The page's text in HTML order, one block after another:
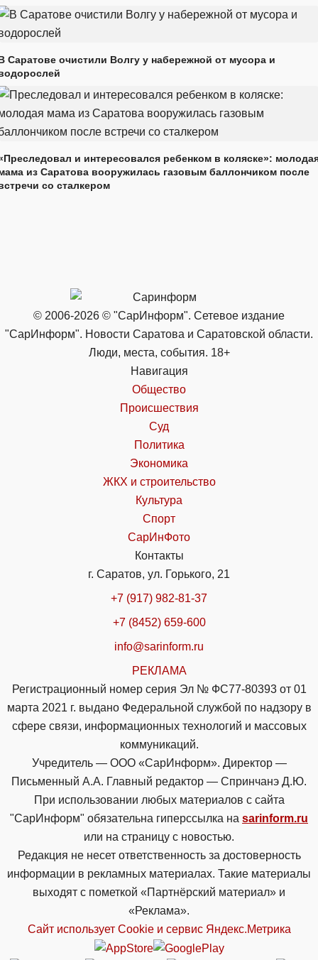
Саратове очистили Волгу у набережной от мусора и
и интересовался ребенком в коляске»:
из Саратова вооружилась газовым баллончиком после
со сталкером
© 2006-2026 © "СарИнформ". Сетевое издание
"СарИнформ". Новости Саратова и Саратовской области.
Люди, места, события. 18+
Навигация
Общество
Происшествия
Суд
Политика
Экономика
ЖКХ и строительство
Культура
Спорт
СарИнФото
Контакты
г. Саратов, ул. Горького, 21
+7 (917) 982-81-37
+7 (8452) 659-600
info@sarinform.ru
РЕКЛАМА
Регистрационный номер серия Эл № ФС77-80393 от 01
марта 2021 г. выдано Федеральной службой по надзору в
сфере связи, информационных технологий и массовых
коммуникаций.
Учредитель — ООО «СарИнформ». Директор —
Письменный А.А. Главный редактор — Спринчанэ Д.Ю.
При использовании любых материалов с сайта
"СарИнформ" обязательна гиперссылка на sarinform.ru
или на страницу с новостью.
Редакция не несет ответственность за достоверность
информации в рекламных материалах. Такие материалы
выходят с пометкой «Партнёрский материал» и
«Реклама».
Сайт использует Cookie и сервиc Яндекс.Метрика